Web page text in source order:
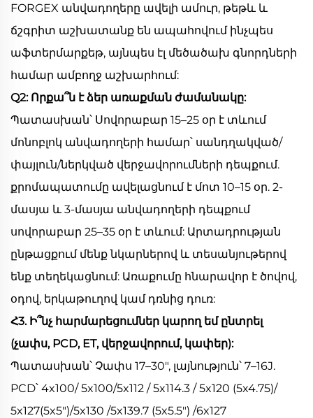
FORGEX անվադողերը ավելի ամուր, թեթև և
ճշգրիտ աշխատանք են ապահովում ինչպես
աֆտերմարքեթ, այնպես էլ մեծածախ գնորդների
համար ամբողջ աշխարհում:
Q2: Որքա՞ն է ձեր առաքման ժամանակը:
Պատասխան՝ Սովորաբար 15–25 օր է տևում
մոնոբլոկ անվադողերի համար՝ սանդղակված/
փայլուն/ներկված վերջավորումների դեպքում.
քրոմապատումը ավելացնում է մոտ 10–15 օր. 2-
մասյա և 3-մասյա անվադողերի դեպքում
սովորաբար 25–35 օր է տևում: Արտադրության
ընթացքում մենք նկարներով և տեսանյութերով
ենք տեղեկացնում: Առաքումը հնարավոր է ծովով,
օդով, երկաթուղով կամ դռնից դուռ:
Հ3. Ի՞նչ հարմարեցումներ կարող եմ ընտրել
(չափս, PCD, ET, վերջավորում, կափեր):
Պատասխան՝ Չափս 17–30", լայնություն՝ 7–16J.
PCD՝ 4x100/ 5x100/5x112 / 5x114.3 / 5x120 (5x4.75)/
5x127(5x5")/5x130 /5x139.7 (5x5.5") /6x127